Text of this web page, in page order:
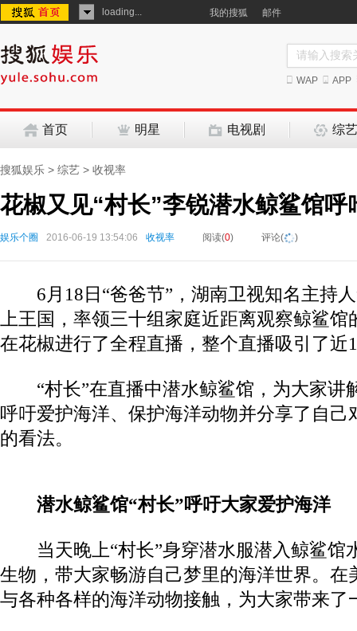
loading... 我的搜狐 邮件
WAP APP
首页 明星 电视剧 综艺
搜狐娱乐 > 综艺 > 收视率
花椒又见“村长”李锐潜水鲸鲨馆呼
娱乐个圈 2016-06-19 13:54:06 收视率 阅读(0) 评论( )
6月18日“爸爸节”，湖南卫视知名主持
上王国，率领三十组家庭近距离观察鲸鲨
在花椒进行了全程直播，整个直播吸引了近
“村长”在直播中潜水鲸鲨馆，为大家讲
呼吁爱护海洋、保护海洋动物并分享了自己
的看法。
潜水鲸鲨馆“村长”呼吁大家爱护海洋
当天晚上“村长”身穿潜水服潜入鲸鲨馆
生物，带大家畅游自己梦里的海洋世界。在
与各种各样的海洋动物接触，为大家带来了